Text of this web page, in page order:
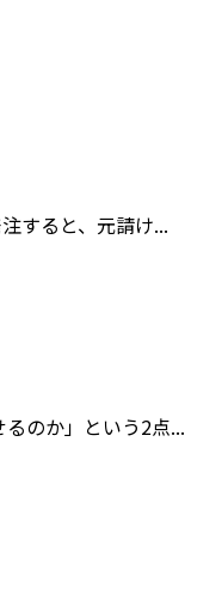
すると、元請け...
のか」という2点...